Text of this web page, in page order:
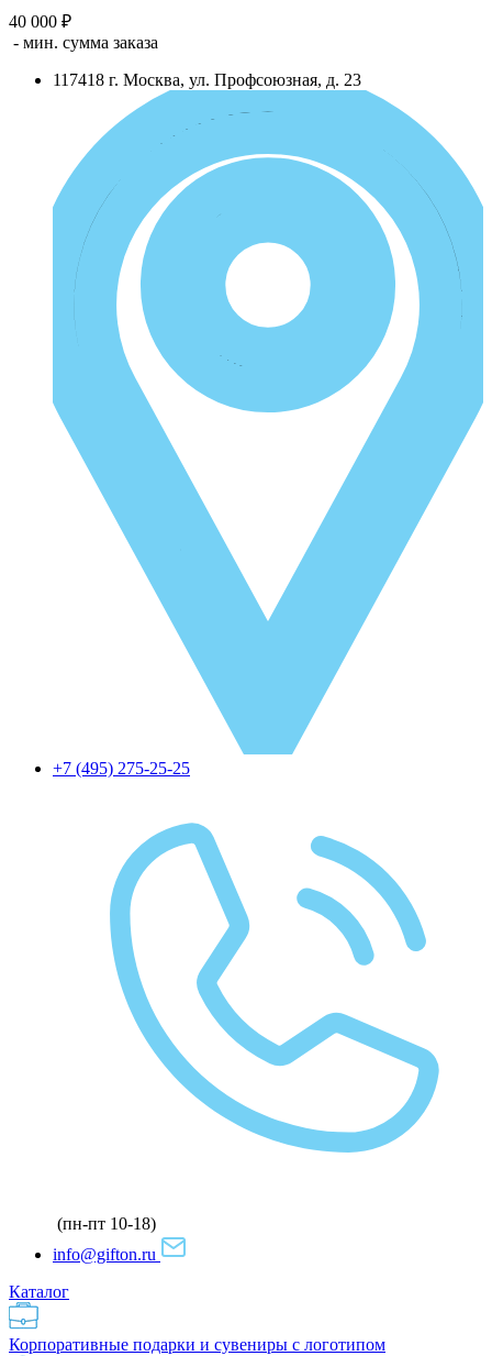
40 000 ₽
- мин. сумма заказа
117418 г. Москва, ул. Профсоюзная, д. 23
+7 (495) 275-25-25
(пн-пт 10-18)
info@gifton.ru
Каталог
Корпоративные подарки и сувениры с логотипом